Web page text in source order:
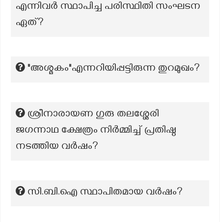
എന്നിവർ സ്ഥാപിച്ച പരിസ്ഥിതി സംഘടന
ഏത്?
"അശ്മകം"എന്നറിയിപ്പട്ടിരുന്ന തുറമുഖം?
ശ്രീനാരായണ ഗുരു തലശ്ശേരി
ജഗന്നാഥ ക്ഷേത്രം നിർമ്മിച്ച് പ്രതിഷ്ഠ
നടത്തിയ വർഷം?
സി.ബി.ഐ സ്ഥാപിതമായ വർഷം?